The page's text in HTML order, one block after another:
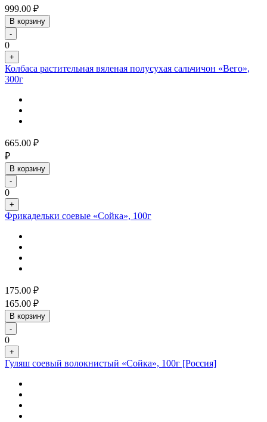
999.00 ₽
В корзину
-
0
+
Колбаса растительная вяленая полусухая сальчичон «Вего»,
300г
665.00 ₽
₽
В корзину
-
0
+
Фрикадельки соевые «Сойка», 100г
175.00 ₽
165.00 ₽
В корзину
-
0
+
Гуляш соевый волокнистый «Сойка», 100г [Россия]